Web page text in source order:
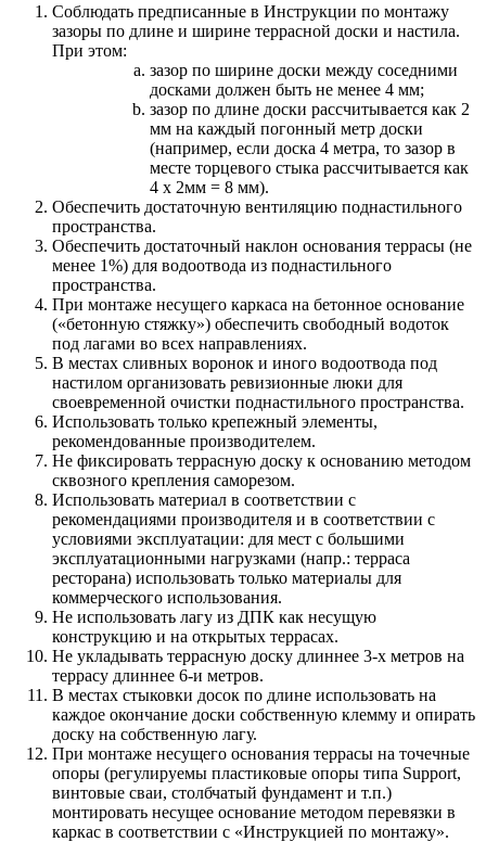
Соблюдать предписанные в Инструкции по монтажу
зазоры по длине и ширине террасной доски и настила.
При этом:
зазор по ширине доски между соседними
досками должен быть не менее 4 мм;
зазор по длине доски рассчитывается как 2
мм на каждый погонный метр доски
(например, если доска 4 метра, то зазор в
месте торцевого стыка рассчитывается как
4 х 2мм = 8 мм).
Обеспечить достаточную вентиляцию поднастильного
пространства.
Обеспечить достаточный наклон основания террасы (не
менее 1%) для водоотвода из поднастильного
пространства.
При монтаже несущего каркаса на бетонное основание
(«бетонную стяжку») обеспечить свободный водоток
под лагами во всех направлениях.
В местах сливных воронок и иного водоотвода под
настилом организовать ревизионные люки для
своевременной очистки поднастильного пространства.
Использовать только крепежный элементы,
рекомендованные производителем.
Не фиксировать террасную доску к основанию методом
сквозного крепления саморезом.
Использовать материал в соответствии с
рекомендациями производителя и в соответствии с
условиями эксплуатации: для мест с большими
эксплуатационными нагрузками (напр.: терраса
ресторана) использовать только материалы для
коммерческого использования.
Не использовать лагу из ДПК как несущую
конструкцию и на открытых террасах.
Не укладывать террасную доску длиннее 3-х метров на
террасу длиннее 6-и метров.
В местах стыковки досок по длине использовать на
каждое окончание доски собственную клемму и опирать
доску на собственную лагу.
При монтаже несущего основания террасы на точечные
опоры (регулируемы пластиковые опоры типа Support,
винтовые сваи, столбчатый фундамент и т.п.)
монтировать несущее основание методом перевязки в
каркас в соответствии с «Инструкцией по монтажу».